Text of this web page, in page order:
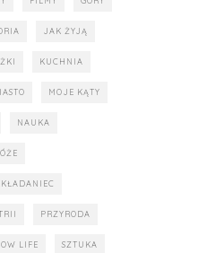
JAK ŻYJĄ
KUCHNIA
MOJE KĄTY
NAUKA
PRZYRODA
LIFE SZTUKA